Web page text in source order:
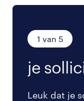
1 van 5
je
Leuk dat je